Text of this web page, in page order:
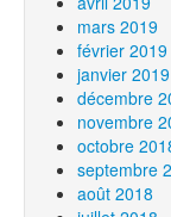
mars 2019
février 2019
janvier 2019
décembre
novembre
octobre
septembre
août 2018